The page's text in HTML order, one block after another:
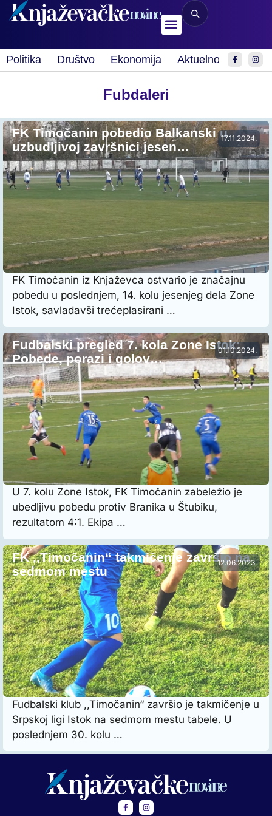
Politika Društvo Ekonomija Aktuelnosti Sport
Fubdaleri
17.11.2024.
FK Timočanin pobedio Balkanski u
uzbudljivoj završnici jesen…
FK Timočanin iz Knjaževca ostvario je značajnu
pobedu u poslednjem, 14. kolu jesenjeg dela Zone
Istok, savladavši trećeplasirani …
01.10.2024.
Fudbalski pregled 7. kola Zone Istok:
Pobede, porazi i golov…
U 7. kolu Zone Istok, FK Timočanin zabeležio je
ubedljivu pobedu protiv Branika u Štubiku,
rezultatom 4:1. Ekipa …
12.06.2023.
FK ,,Timočanin“ takmičenje završio na
sedmom mestu
Fudbalski klub ,,Timočanin“ završio je takmičenje u
Srpskoj ligi Istok na sedmom mestu tabele. U
poslednjem 30. kolu …